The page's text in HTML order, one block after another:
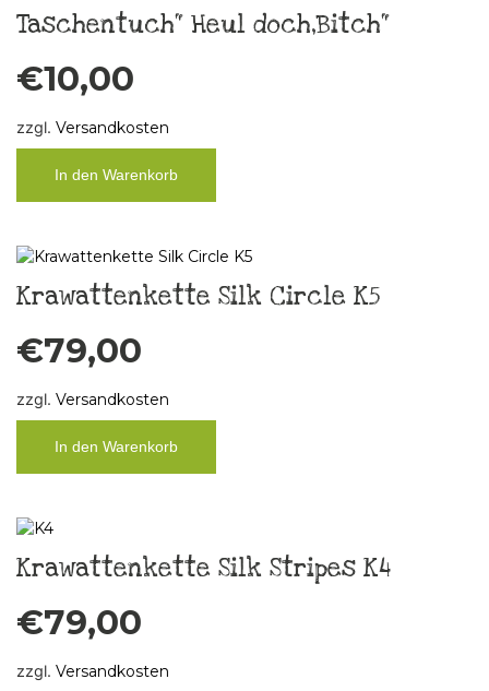
Taschentuch“ Heul doch,Bitch“
€10,00
zzgl. Versandkosten
In den Warenkorb
Krawattenkette Silk Circle K5
€79,00
zzgl. Versandkosten
In den Warenkorb
Krawattenkette Silk Stripes K4
€79,00
zzgl. Versandkosten